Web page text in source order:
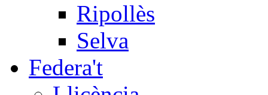
Ripollès
Selva
Federa't